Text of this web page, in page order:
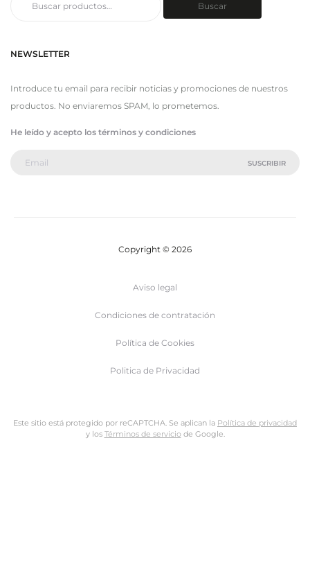
Buscar
NEWSLETTER
Introduce tu email para recibir noticias y promociones de nuestros
productos. No enviaremos SPAM, lo prometemos.
He leído y acepto los términos y condiciones
Copyright © 2026
Aviso legal
Condiciones de contratación
Política de Cookies
Politica de Privacidad
Este sitio está protegido por reCAPTCHA. Se aplican la Política de privacidad
y los Términos de serviciode Google.